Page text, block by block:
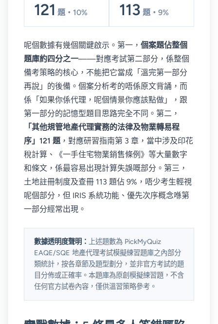
121 題・10% 113 題・9%
呢個數據有幾個關鍵啟示。第一， 個案題佔整個
題庫約四分之一——對應考試第二部分，係整個
備考策略的核心，不能把它當成「溫完第一部分
再說」的後備。個案分析考的唔係原文背誦，而
係「如果你係代理，呢個情景你應該點做」，跟
第一部分的記憶型題目思路完全不同。第二，
「其他規管地產代理實務的法律及物業轉易程
序」121 題，對應研習指南第 3 章，當中涉及印花
稅計算、《一手住宅物業銷售條例》等大量數字
和條文，係最容易出現計算失誤嘅部分。第三，
土地註冊制度及查冊 113 題佔 9%，唔少考生輕視
呢個部分，但 IRIS 系統功能、優先次序概念喺第
一部分經常出現。
數據透明度聲明：
上述題數為 PickMyQuiz
EAQE/SQE 地產代理考試模擬練習題庫之內部分
類統計，按各章節及題型劃分，並非官方考試的題
目分佈或正確率。本題庫為原創模擬練習題，不含
任何官方試卷內容，僅供溫習策略參考。